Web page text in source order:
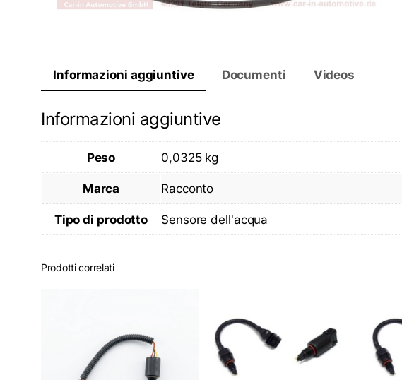
Informazioni aggiuntive Documenti Videos
Informazioni aggiuntive
Peso 0,0325 kg
Marca Racconto
Tipo di prodotto Sensore dell'acqua
Prodotti correlati